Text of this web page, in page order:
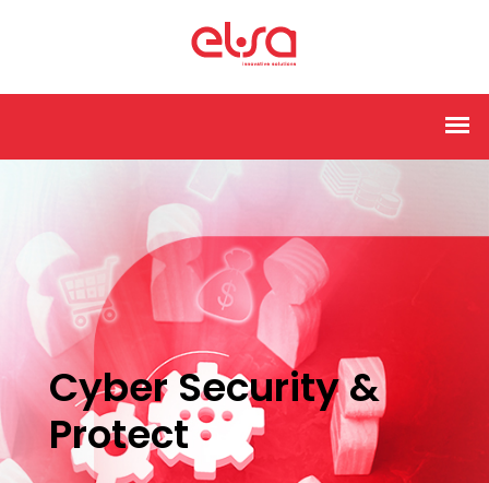
Cyber Security &
Protect